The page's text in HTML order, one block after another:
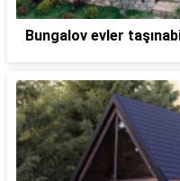
Bungalov evler